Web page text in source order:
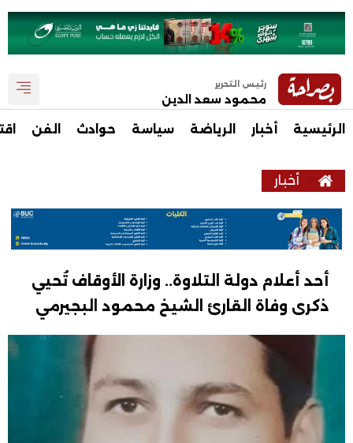
رئيس التحرير
محمود سعد الدين
الرئيسية أخبار الرياضة سياسة حوادث الفن
أخبار
أحد أعلام دولة التلاوة.. وزارة الأوقاف تُحيي
ذكرى وفاة القارئ الشيخ محمود البجيرمي